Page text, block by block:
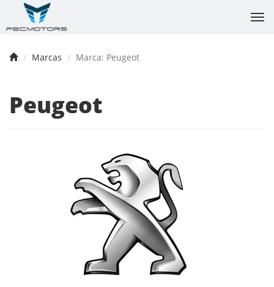
Marcas Marca: Peugeot
Peugeot